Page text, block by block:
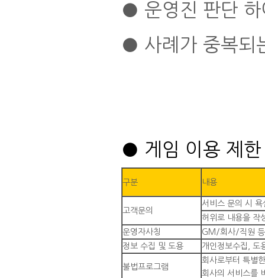
● 운영진 판단 하
● 사례가 중복되
● 게임 이용 제한
구분 내용
고객문의
서비스 문의 시
허위로 내용을 작
운영자사칭
GM/회사/직원
정보 수집 및 도용
개인정보수집, 도
불법프로그램
회사로부터 특별
회사의 서비스를